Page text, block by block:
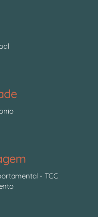
- TCC